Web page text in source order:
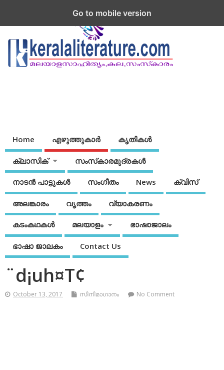
Home എഴുത്തുകാര്‍ കൃതികൾ
ക്ലാസിക് സംസ്‌കാരമുദ്രകള്‍
നാടന്‍ പാട്ടുകള്‍ സംഗീതം News ക്വിസ്
അലങ്കാരം വൃത്തം വ്യാകരണം
കടംകഥകള്‍ മലയാളം ഭാഷാജാലം
ഭാഷാ ജാലകം Contact Us
¨d¡uh¤T¢
October 13, 2017 സിനിമാഗാനം No Comment
Go to mobile version